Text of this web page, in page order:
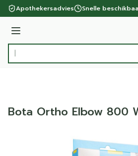
Ga naar de inhoud
Apothekersadvies Snelle
Menu
Product, merk, categorie...
Bota Ortho Elbow 800